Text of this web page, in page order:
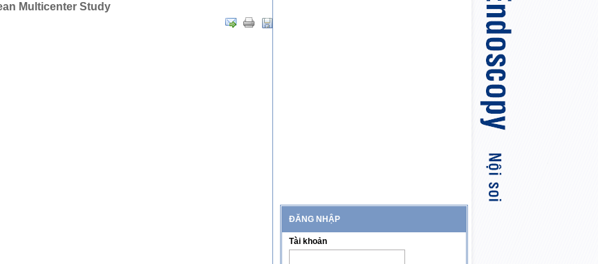
Multicenter Study
ĐĂNG NHẬP
Tài khoản